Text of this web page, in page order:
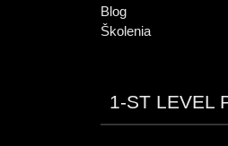
Blog
Školenia
1-ST LEVEL